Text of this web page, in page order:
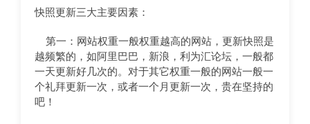
快照更新三大主要因素：
第一：网站权重一般权重越高的网站，更新快照是
越频繁的，如阿里巴巴，新浪，利为汇论坛，一般都
一天更新好几次的。对于其它权重一般的网站一般一
个礼拜更新一次，或者一个月更新一次，贵在坚持的
吧！